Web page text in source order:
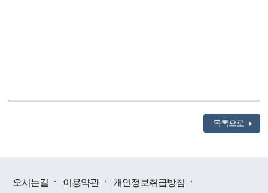
목록으로
오시는길 이용약관
개인정보취급방침